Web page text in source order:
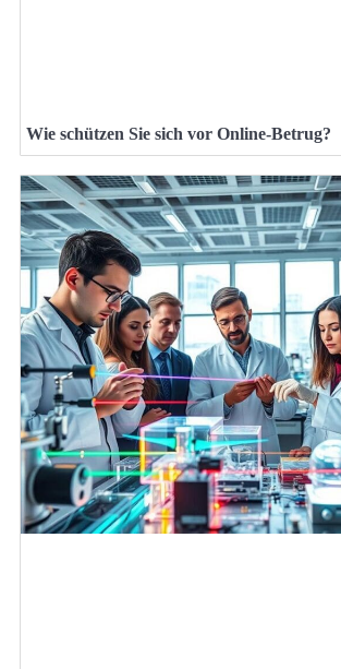
Wie schützen Sie sich vor Online-Betrug?